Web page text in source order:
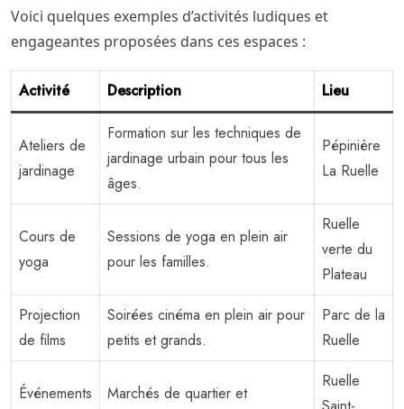
Voici quelques exemples d’activités ludiques et
engageantes proposées dans ces espaces :
Activité Description Lieu
Ateliers de
jardinage
Formation sur les techniques de
jardinage urbain pour tous les
âges.
Pépinière
La Ruelle
Cours de
yoga
Sessions de yoga en plein air
pour les familles.
Ruelle
verte du
Plateau
Projection
de films
Soirées cinéma en plein air pour
petits et grands.
Parc de la
Ruelle
Événements
Marchés de quartier et
Ruelle